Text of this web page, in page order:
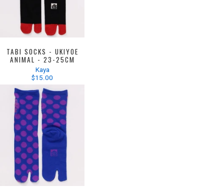
TABI SOCKS - UKIYOE
ANIMAL - 23-25CM
Kaya
$15.00